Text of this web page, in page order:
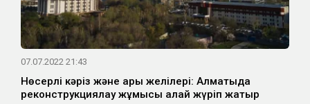
07.07.2022 21:43
Нөсерлі кәріз және арық желілері: Алматыда
реконструкциялау жұмысы қалай жүріп жатыр